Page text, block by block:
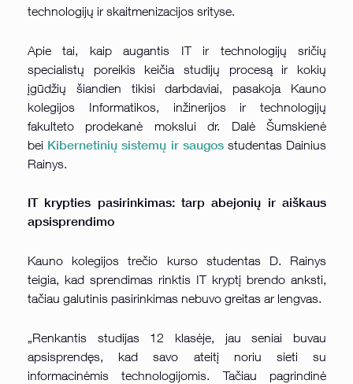
technologijų ir skaitmenizacijos srityse.
Apie tai, kaip augantis IT ir technologijų sričių
specialistų poreikis keičia studijų procesą ir kokių
įgūdžių šiandien tikisi darbdaviai, pasakoja Kauno
kolegijos Informatikos, inžinerijos ir technologijų
fakulteto prodekanė mokslui dr. Dalė Šumskienė
bei Kibernetinių sistemų ir saugosstudentas Dainius
Rainys.
IT krypties pasirinkimas: tarp abejonių ir aiškaus
apsisprendimo
Kauno kolegijos trečio kurso studentas D. Rainys
teigia, kad sprendimas rinktis IT kryptį brendo anksti,
tačiau galutinis pasirinkimas nebuvo greitas ar lengvas.
„Renkantis studijas 12 klasėje, jau seniai buvau
apsisprendęs, kad savo ateitį noriu sieti su
informacinėmis technologijomis. Tačiau pagrindinė